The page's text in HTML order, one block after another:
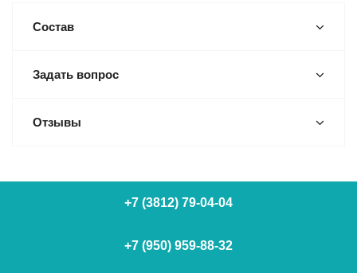
Состав
Задать вопрос
Отзывы
+7 (3812) 79-04-04
+7 (950) 959-88-32